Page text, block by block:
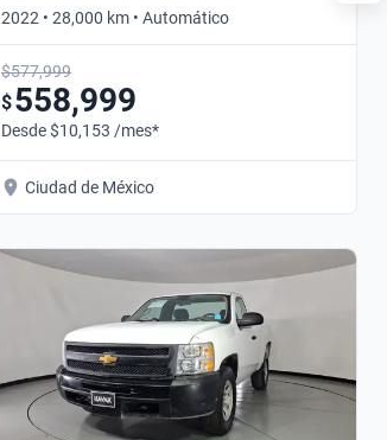
2022 • 28,000 km • Automático
$577,999
$558,999
Desde $10,153 /mes*
Ciudad de México